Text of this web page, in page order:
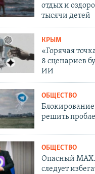
отдых и
тысячи детей
КРЫМ
«Горячая
8 сценариев
ИИ
ОБЩЕСТВО
решить
ОБЩЕСТВО
Опасный
следует